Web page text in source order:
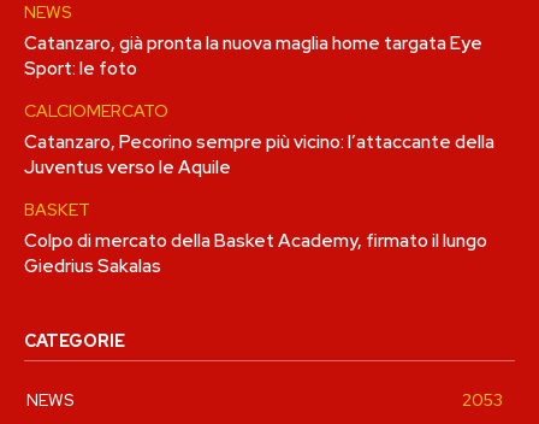
NEWS
Catanzaro, già pronta la nuova maglia home targata Eye
Sport: le foto
CALCIOMERCATO
Catanzaro, Pecorino sempre più vicino: l’attaccante della
Juventus verso le Aquile
BASKET
Colpo di mercato della Basket Academy, firmato il lungo
Giedrius Sakalas
CATEGORIE
NEWS 2053